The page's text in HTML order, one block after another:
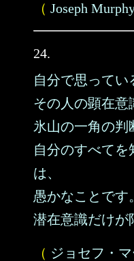
（ Joseph
24.
自分で思ってい
その人の顕在意
氷山の一角の判
自分のすべてを
は、
愚かなことです。
潜在意識だけが
（ ジョセフ・